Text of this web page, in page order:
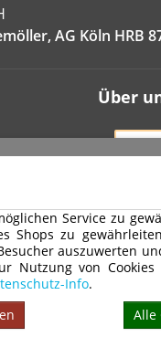
Service zu
Shops zu
auszuwerten
Nutzung von
Info.
Alle
AG Köln HRB
Über
AGB